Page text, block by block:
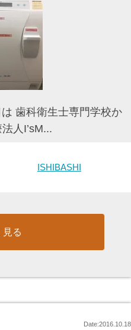
歯科衛生士専門学校か
人I’sM...
ISHIBASHI
見る
Date:2016.10.18